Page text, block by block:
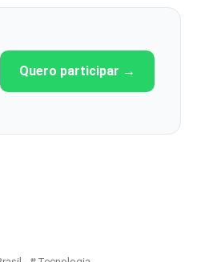
Quero participar →